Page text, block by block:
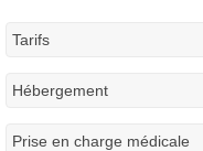
Tarifs
Hébergement
Prise en charge médicale